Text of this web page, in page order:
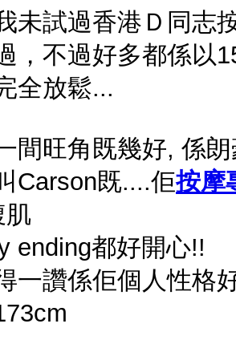
未試過香港Ｄ同志
，不過好多都係以
全放鬆...
間旺角既幾好, 係
Carson既....佢按摩
肌
ending都好開心!!
一讚係佢個人性格